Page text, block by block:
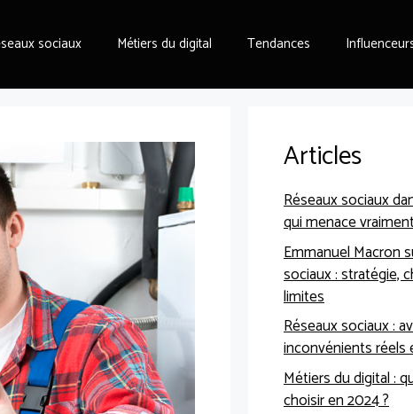
sociaux Métiers du digital Tendances
Articles
Réseaux sociaux
qui menace
Emmanuel Macron
sociaux : stratégie,
limites
Réseaux sociaux :
inconvénients réels
Métiers du digital :
choisir en 2024 ?